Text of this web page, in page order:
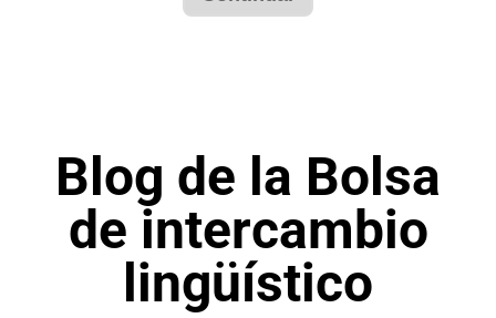
Blog de la Bolsa
de intercambio
lingüístico